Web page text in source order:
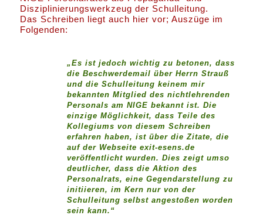
Disziplinierungswerkzeug der Schulleitung.
Das Schreiben liegt auch hier vor; Auszüge im
Folgenden:
„Es ist jedoch wichtig zu betonen, dass
die Beschwerdemail über Herrn Strauß
und die Schulleitung keinem mir
bekannten Mitglied des nichtlehrenden
Personals am NIGE bekannt ist. Die
einzige Möglichkeit, dass Teile des
Kollegiums von diesem Schreiben
erfahren haben, ist über die Zitate, die
auf der Webseite exit-esens.de
veröffentlicht wurden. Dies zeigt umso
deutlicher, dass die Aktion des
Personalrats, eine Gegendarstellung zu
initiieren, im Kern nur von der
Schulleitung selbst angestoßen worden
sein kann.“